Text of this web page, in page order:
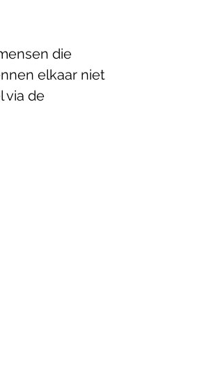
die
elkaar niet
via de